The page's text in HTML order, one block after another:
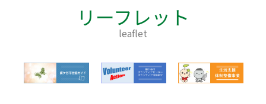
リーフレット
leaflet